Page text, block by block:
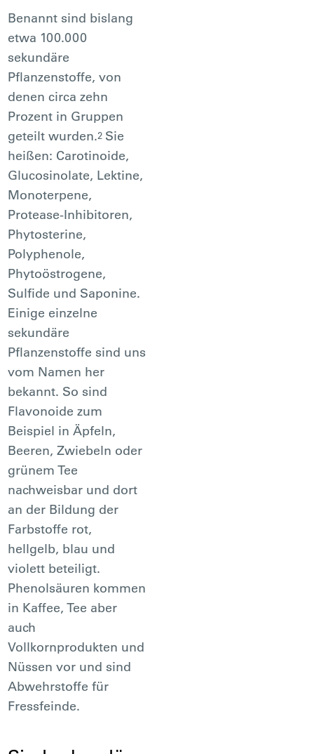
Benannt sind bislang
etwa 100.000
sekundäre
Pflanzenstoffe, von
denen circa zehn
Prozent in Gruppen
geteilt wurden.2 Sie
heißen: Carotinoide,
Glucosinolate, Lektine,
Monoterpene,
Protease-Inhibitoren,
Phytosterine,
Polyphenole,
Phytoöstrogene,
Sulfide und Saponine.
Einige einzelne
sekundäre
Pflanzenstoffe sind uns
vom Namen her
bekannt. So sind
Flavonoide zum
Beispiel in Äpfeln,
Beeren, Zwiebeln oder
grünem Tee
nachweisbar und dort
an der Bildung der
Farbstoffe rot,
hellgelb, blau und
violett beteiligt.
Phenolsäuren kommen
in Kaffee, Tee aber
auch
Vollkornprodukten und
Nüssen vor und sind
Abwehrstoffe für
Fressfeinde.